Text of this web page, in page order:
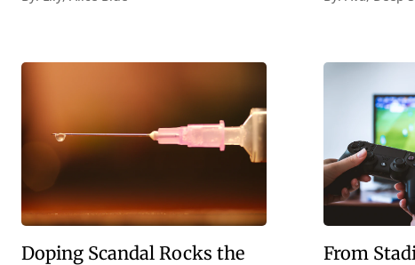
Summum ením bonum exposuit
Summum
Doping Scandal Rocks the
From